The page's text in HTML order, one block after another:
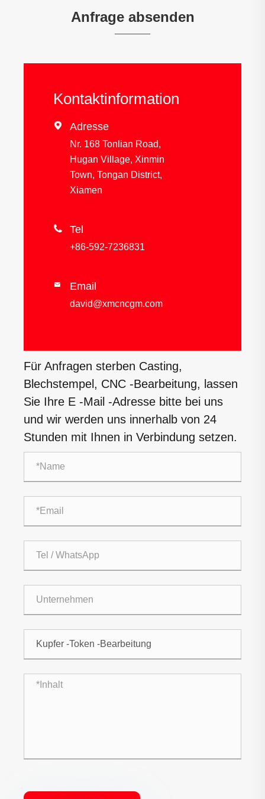
Anfrage absenden
Kontaktinformation
 Adresse
Nr. 168 Tonlian Road,
Hugan Village, Xinmin
Town, Tongan District,
Xiamen
 Tel
+86-592-7236831
 Email
david@xmcncgm.com
Für Anfragen sterben Casting,
Blechstempel, CNC -Bearbeitung, lassen
Sie Ihre E -Mail -Adresse bitte bei uns
und wir werden uns innerhalb von 24
Stunden mit Ihnen in Verbindung setzen.